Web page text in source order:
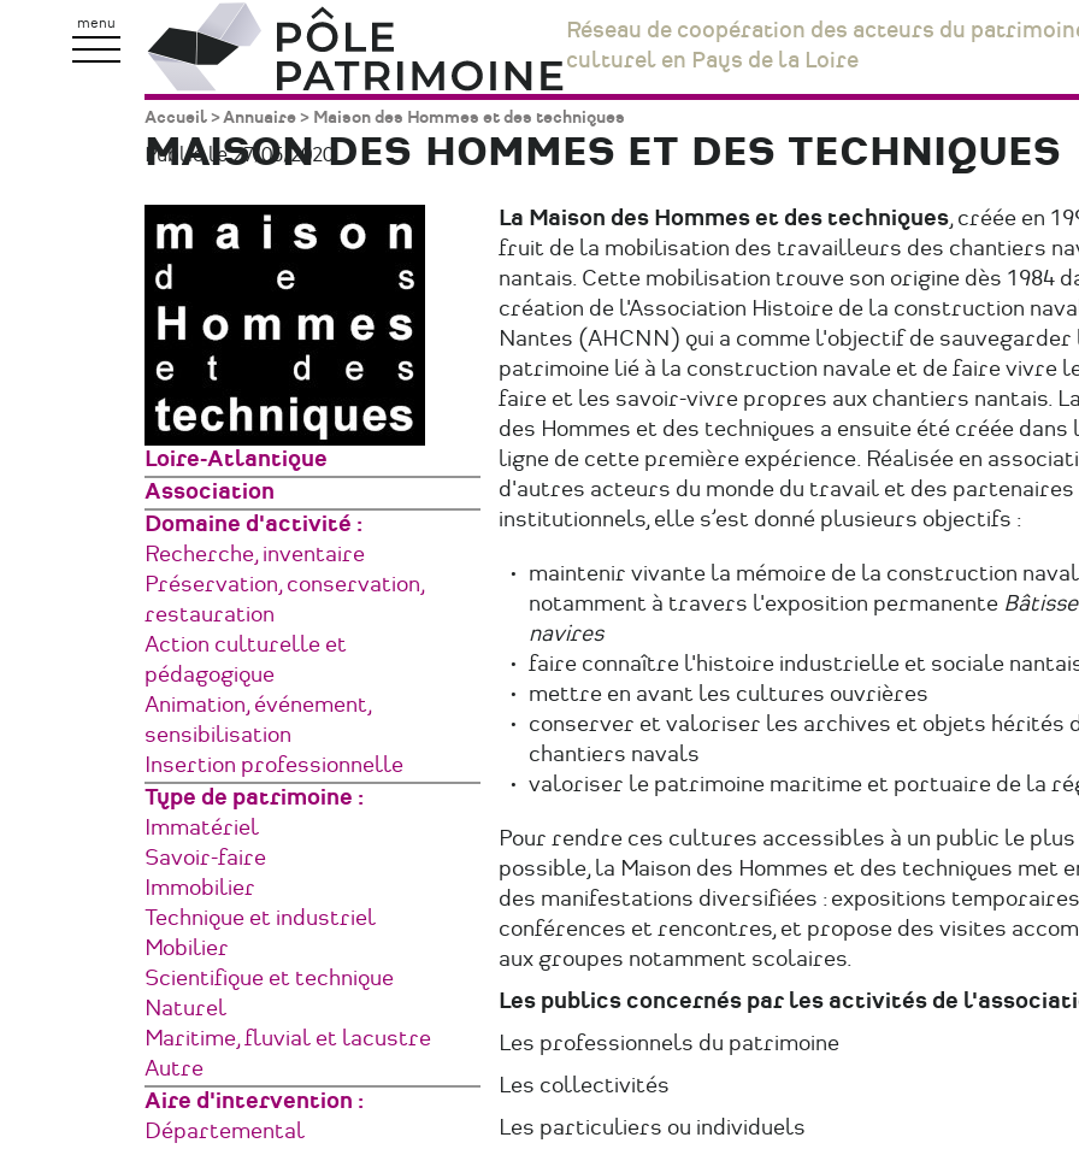
menu
Pôle
Patrimoine
Réseau de coopération des acteurs du
culturel en Pays de la Loire
Fil
Accueil Annuaire Maison des Hommes et des techniques
MAISON DES HOMMES ET DES TECHNIQUES
Publié le 27/05/2020.
Zone
géographique
Loire-Atlantique
Type
de
structure
Association
Domaine d'activité
Recherche, inventaire
Préservation, conservation,
restauration
Action culturelle et
pédagogique
Animation, événement,
sensibilisation
Insertion professionnelle
Type de patrimoine
Immatériel
Savoir-faire
Immobilier
Technique et industriel
Mobilier
Scientifique et technique
Naturel
Maritime, fluvial et lacustre
Autre
Aire d'intervention
Départemental
La Maison des Hommes et des techniques, créée en
fruit de la mobilisation des travailleurs des chantiers
nantais. Cette mobilisation trouve son origine dès 1984
création de l'Association Histoire de la construction
Nantes (AHCNN) qui a comme l'objectif de sauvegarder
patrimoine lié à la construction navale et de faire vivre
faire et les savoir-vivre propres aux chantiers nantais.
des Hommes et des techniques a ensuite été créée dans
ligne de cette première expérience. Réalisée en
d'autres acteurs du monde du travail et des partenaires
institutionnels, elle s’est donné plusieurs objectifs :
maintenir vivante la mémoire de la construction
notamment à travers l'exposition permanente
navires
faire connaître l'histoire industrielle et sociale
mettre en avant les cultures ouvrières
conserver et valoriser les archives et objets hérités
chantiers navals
valoriser le patrimoine maritime et portuaire de la
Pour rendre ces cultures accessibles à un public le
possible, la Maison des Hommes et des techniques met
des manifestations diversifiées : expositions
conférences et rencontres, et propose des visites
aux groupes notamment scolaires.
Les publics concernés par les activités de
Les professionnels du patrimoine
Les collectivités
Les particuliers ou individuels